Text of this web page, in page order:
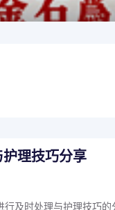
理技巧分享
及时处理与护理技巧